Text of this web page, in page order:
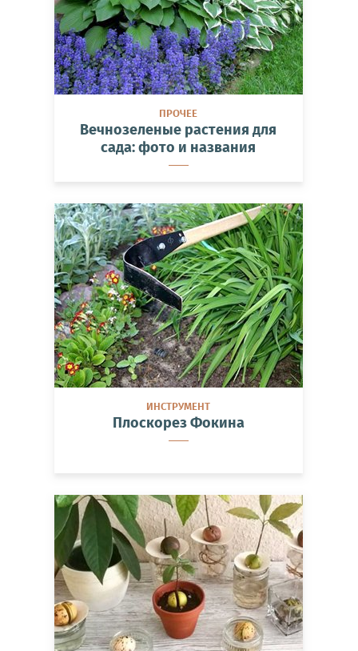
ПРОЧЕЕ
Вечнозеленые растения для
сада: фото и названия
ИНСТРУМЕНТ
Плоскорез Фокина